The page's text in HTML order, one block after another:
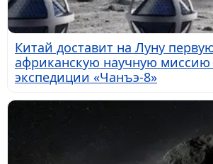
Китай доставит на Луну
африканскую научную миссию
экспедиции «Чанъэ-8»